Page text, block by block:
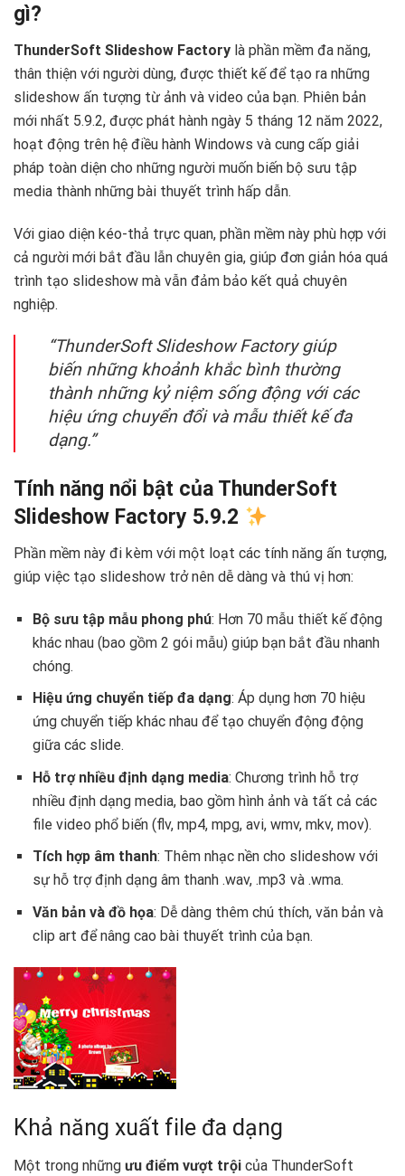
gì?
ThunderSoft Slideshow Factory là phần mềm đa năng,
thân thiện với người dùng, được thiết kế để tạo ra những
slideshow ấn tượng từ ảnh và video của bạn. Phiên bản
mới nhất 5.9.2, được phát hành ngày 5 tháng 12 năm 2022,
hoạt động trên hệ điều hành Windows và cung cấp giải
pháp toàn diện cho những người muốn biến bộ sưu tập
media thành những bài thuyết trình hấp dẫn.
Với giao diện kéo-thả trực quan, phần mềm này phù hợp với
cả người mới bắt đầu lẫn chuyên gia, giúp đơn giản hóa quá
trình tạo slideshow mà vẫn đảm bảo kết quả chuyên
nghiệp. ‍
“ThunderSoft Slideshow Factory giúp
biến những khoảnh khắc bình thường
thành những kỷ niệm sống động với các
hiệu ứng chuyển đổi và mẫu thiết kế đa
dạng.”
Tính năng nổi bật của ThunderSoft
Slideshow Factory 5.9.2
Phần mềm này đi kèm với một loạt các tính năng ấn tượng,
giúp việc tạo slideshow trở nên dễ dàng và thú vị hơn:
Bộ sưu tập mẫu phong phú: Hơn 70 mẫu thiết kế động
khác nhau (bao gồm 2 gói mẫu) giúp bạn bắt đầu nhanh
chóng.
Hiệu ứng chuyển tiếp đa dạng: Áp dụng hơn 70 hiệu
ứng chuyển tiếp khác nhau để tạo chuyển động động
giữa các slide.
Hỗ trợ nhiều định dạng media: Chương trình hỗ trợ
nhiều định dạng media, bao gồm hình ảnh và tất cả các
file video phổ biến (flv, mp4, mpg, avi, wmv, mkv, mov).
Tích hợp âm thanh: Thêm nhạc nền cho slideshow với
sự hỗ trợ định dạng âm thanh .wav, .mp3 và .wma.
Văn bản và đồ họa: Dễ dàng thêm chú thích, văn bản và
clip art để nâng cao bài thuyết trình của bạn.
Khả năng xuất file đa dạng
Một trong những ưu điểm vượt trội của ThunderSoft